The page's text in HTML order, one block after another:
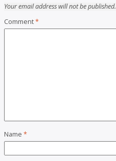
Your email address will not be published.
Comment*
Name *